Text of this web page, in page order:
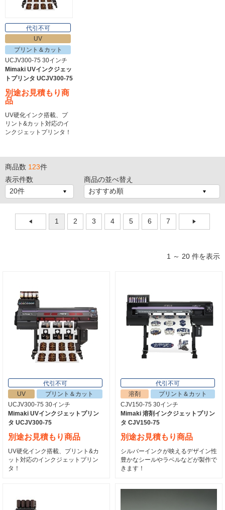
代引不可
UV
プリント＆カット
UCJV300-75 30インチ
Mimaki UVインクジェッ
トプリンタ UCJV300-75
別途お見積もり商
品
UV硬化インク搭載、プ
リント&カット対応のイ
ンクジェットプリンタ！
商品数 123件
表示件数
商品の並べ替え
1 2 3 4 5 6 7
1 ～ 20 件を表示
代引不可
UV
プリント＆カット
UCJV300-75 30インチ
Mimaki UVインクジェットプリン
タ UCJV300-75
別途お見積もり商品
UV硬化インク搭載、プリント&カ
ット対応のインクジェットプリン
タ！
代引不可
溶剤
プリント＆カット
CJV150-75 30インチ
Mimaki 溶剤インクジェットプリン
タ CJV150-75
別途お見積もり商品
シルバーインクが映えるデザイン性
豊かなシールやラベルなどが製作で
きます！